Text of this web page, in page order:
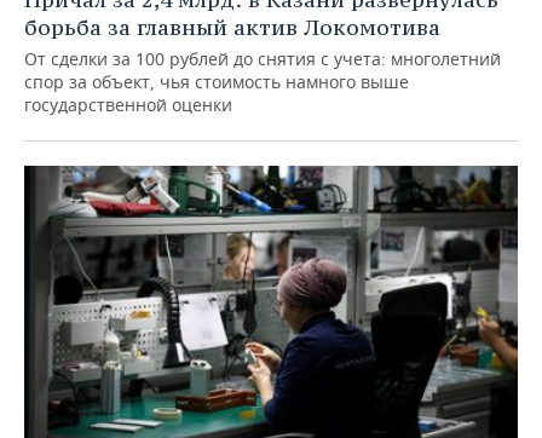
борьба за главный актив Локомотива
От сделки за 100 рублей до снятия с учета: многолетний
спор за объект, чья стоимость намного выше
государственной оценки